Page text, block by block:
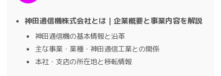
神田通信機株式会社とは｜企業概要と事業内容を解説
神田通信機の基本情報と沿革
主な事業・業種・神田通信工業との関係
本社・支店の所在地と移転情報